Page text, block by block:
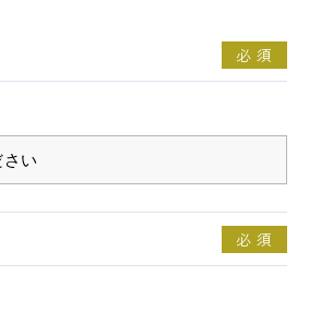
06-7164-7101
受付時間 9:00〜18:00 (土日祝を除く)
必 須
必 須